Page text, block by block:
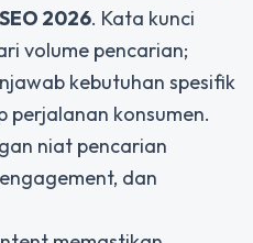
2026. Kata kunci
volume pencarian;
kebutuhan spesifik
perjalanan konsumen.
niat pencarian
dan